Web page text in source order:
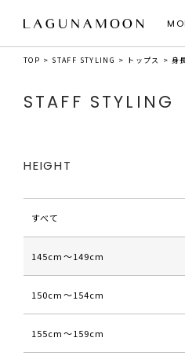
TOP STAFF STYLING トップス 身
STAFF STYLING
HEIGHT
すべて
145cm〜149cm
150cm〜154cm
155cm〜159cm